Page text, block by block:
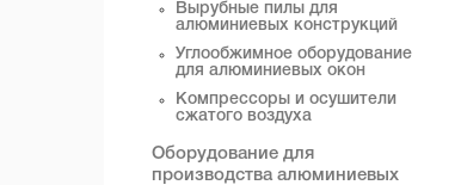
Вырубные пилы для
алюминиевых конструкций
Углообжимное оборудование
для алюминиевых окон
Компрессоры и осушители
сжатого воздуха
Оборудование для
производства алюминиевых